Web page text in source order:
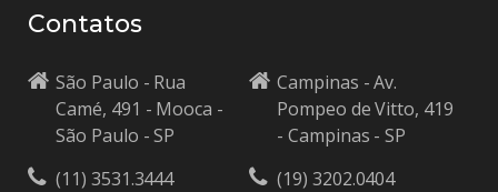
Contatos
São Paulo - Rua
Camé, 491 - Mooca -
São Paulo - SP
(11) 3531.3444
Campinas - Av.
Pompeo de Vitto, 419
- Campinas - SP
(19) 3202.0404